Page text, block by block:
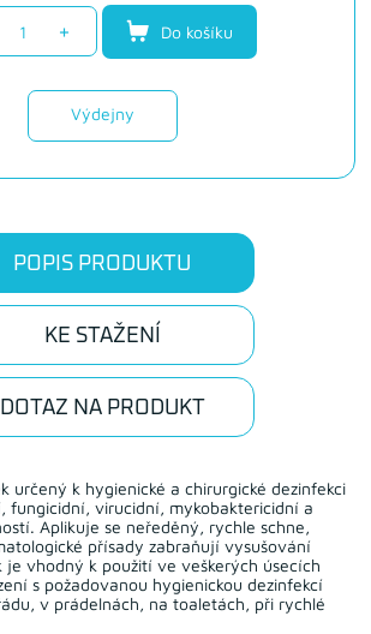
+ Do košíku
Výdejny
POPIS PRODUKTU
KE STAŽENÍ
DOTAZ NA PRODUKT
určený k hygienické a chirurgické dezinfekci
fungicidní, virucidní, mykobaktericidní a
Aplikuje se neředěný, rychle schne,
přísady zabraňují vysušování
je vhodný k použití ve veškerých úsecích
s požadovanou hygienickou dezinfekcí
v prádelnách, na toaletách, při rychlé